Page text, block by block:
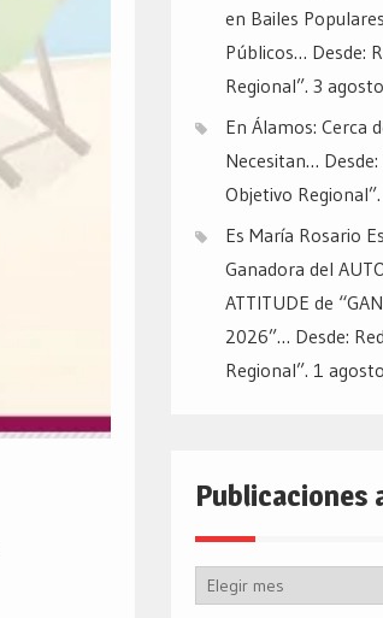
en Bailes
Públicos… Desde:
Regional”. 3
En Álamos: Cerca
Necesitan… Desde:
Objetivo Regional”.
Es María Rosario
Ganadora del
ATTITUDE de
2026”… Desde:
Regional”. 1
Publicaciones
Publicaciones